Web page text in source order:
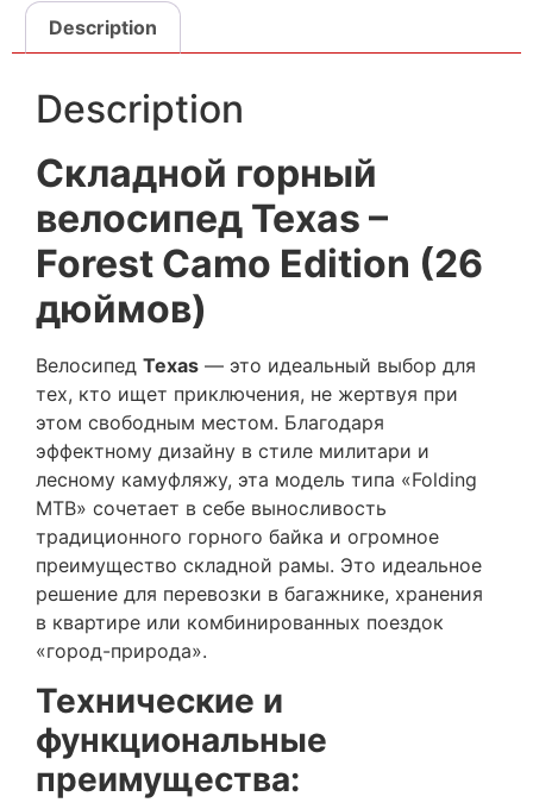
Description
Description
Складной горный
велосипед Texas –
Forest Camo Edition (26
дюймов)
Велосипед Texas — это идеальный выбор для
тех, кто ищет приключения, не жертвуя при
этом свободным местом. Благодаря
эффектному дизайну в стиле милитари и
лесному камуфляжу, эта модель типа «Folding
MTB» сочетает в себе выносливость
традиционного горного байка и огромное
преимущество складной рамы. Это идеальное
решение для перевозки в багажнике, хранения
в квартире или комбинированных поездок
«город-природа».
Технические и
функциональные
преимущества: